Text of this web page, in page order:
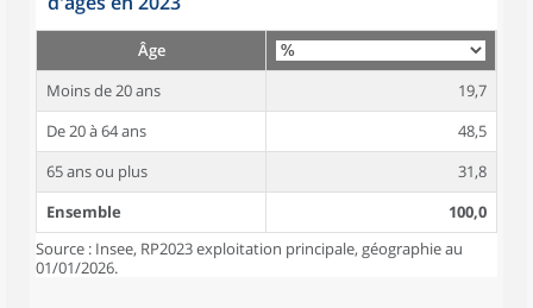
Âge
Moins de 20 ans
19,7
De 20 à 64 ans
48,5
65 ans ou plus
31,8
Ensemble
100,0
Source : Insee, RP2023 exploitation principale, géographie au
01/01/2026.